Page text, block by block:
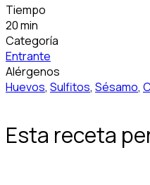
Tiempo
20 min
Categoría
Entrante
Alérgenos
Huevos, Sulfitos, Sésamo,
Esta receta